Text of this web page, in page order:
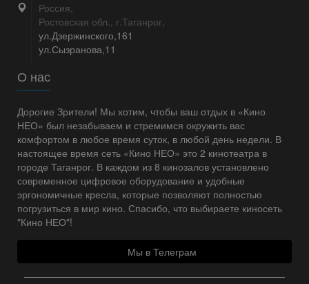
Россия,
Ростовская обл., г.Таганрог,
ул.Дзержинского,161
ул.Сызранова,11
О нас
Дорогие Зрители! Мы хотим, чтобы ваш отдых в «Кино
НЕО» был незабываем и стремимся окружить вас
комфортом в любое время суток, в любой день недели. В
настоящее время сеть «Кино НЕО» это 2 кинотеатра в
городе Таганрог. В каждом из 8 кинозалов установлено
современное цифровое оборудование и удобные
эргономичные кресла, которые позволяют полностью
погрузиться в мир кино. Спасибо, что выбираете киносеть
"Кино НЕО"!
Мы в Телеграм